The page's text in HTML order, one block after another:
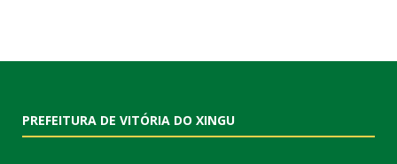
PREFEITURA DE VITÓRIA DO XINGU